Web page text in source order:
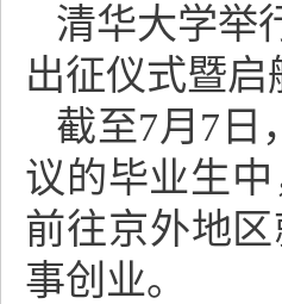
清华大学举
出征仪式暨
截至7月7日
议的毕业生
前往京外地
事创业。